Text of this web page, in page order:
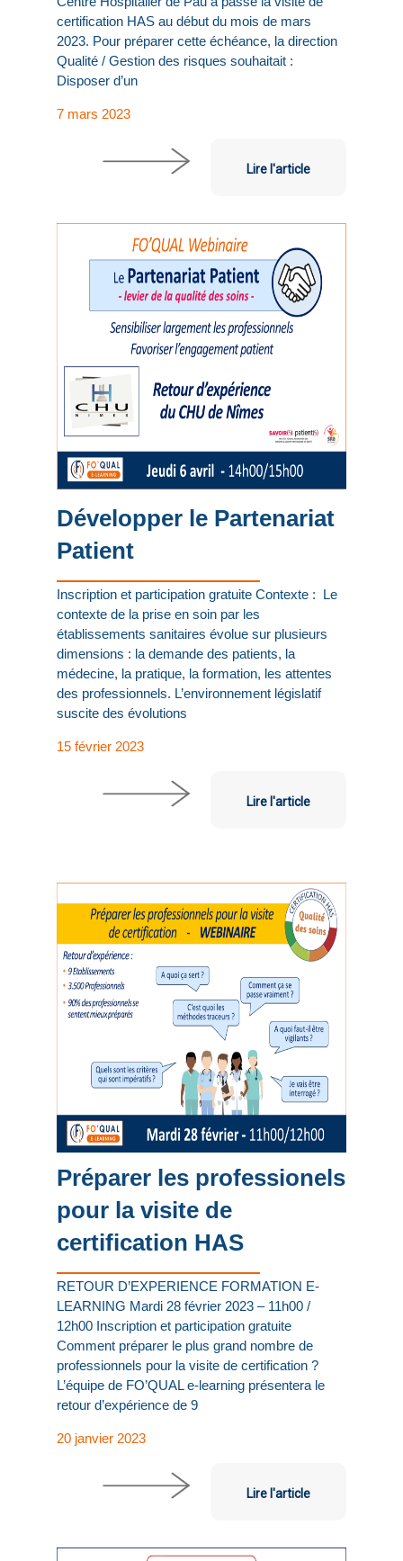
certification HAS au début du mois de mars
2023. Pour préparer cette échéance, la direction
Qualité / Gestion des risques souhaitait :
Disposer d’un
7 mars 2023
Lire l'article
Développer le Partenariat
Patient
Inscription et participation gratuite Contexte : Le
contexte de la prise en soin par les
établissements sanitaires évolue sur plusieurs
dimensions : la demande des patients, la
médecine, la pratique, la formation, les attentes
des professionnels. L’environnement législatif
suscite des évolutions
15 février 2023
Lire l'article
Préparer les professionels
pour la visite de
certification HAS
RETOUR D’EXPERIENCE FORMATION E-
LEARNING Mardi 28 février 2023 – 11h00 /
12h00 Inscription et participation gratuite
Comment préparer le plus grand nombre de
professionnels pour la visite de certification ?
L’équipe de FO’QUAL e-learning présentera le
retour d’expérience de 9
20 janvier 2023
Lire l'article